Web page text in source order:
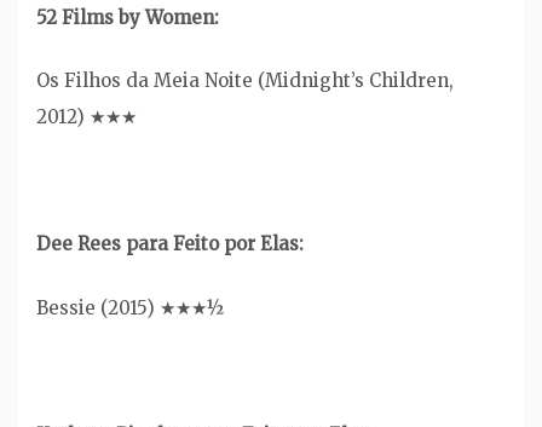
52 Films by Women:
Os Filhos da Meia Noite (Midnight’s Children,
2012) ★★★
Dee Rees para Feito por Elas:
Bessie (2015) ★★★½